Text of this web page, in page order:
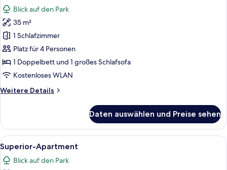
für
Superior-
Apartment
anzeigen
Blick auf den Park
35 m²
1 Schlafzimmer
Platz für 4 Personen
1 Doppelbett und 1 großes Schlafsofa
Kostenloses WLAN
Weitere Details
Weitere
Apartment
Daten auswählen und Preise sehen
Alle
Fotos
für
Ein modernes Interieur mit Küche,
19
Superior-Apartment
Blick auf den Park